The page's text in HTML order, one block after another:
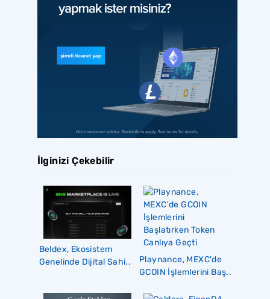
İlginizi Çekebilir
Beldex, Ekosistem
Genelinde Dijital Sahi..
Playnance, MEXC'de
GCOIN İşlemlerini Baş..